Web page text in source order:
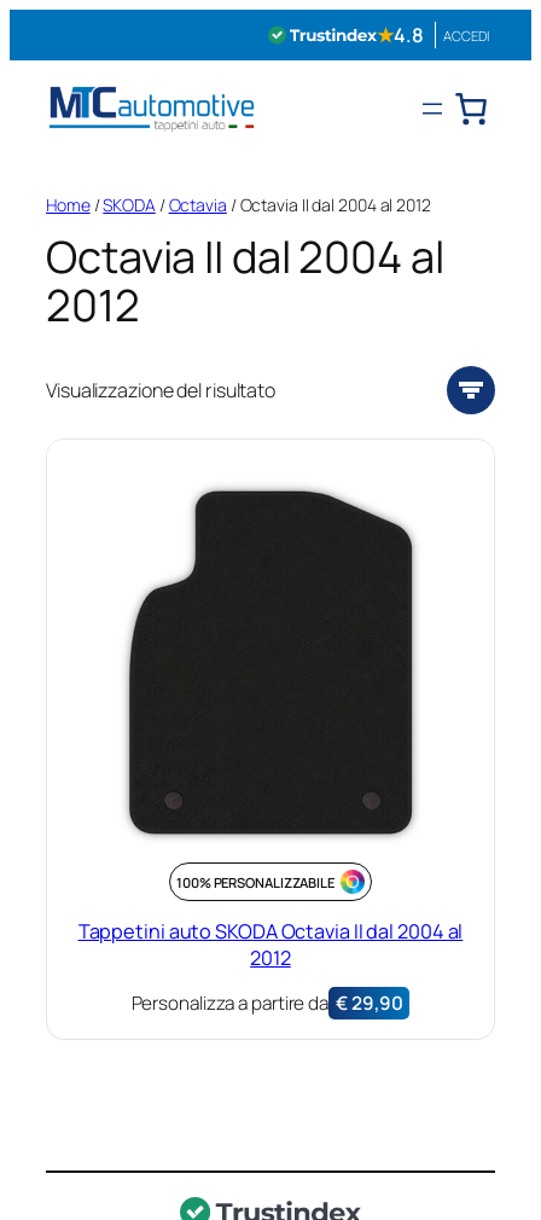
★4.8 ACCEDI
Home/SKODA/Octavia / Octavia II dal 2004 al 2012
Octavia II dal 2004 al
2012
Visualizzazione del risultato
100% PERSONALIZZABILE
Tappetini auto SKODA Octavia II dal 2004 al
2012
Personalizza a partire da €29,90